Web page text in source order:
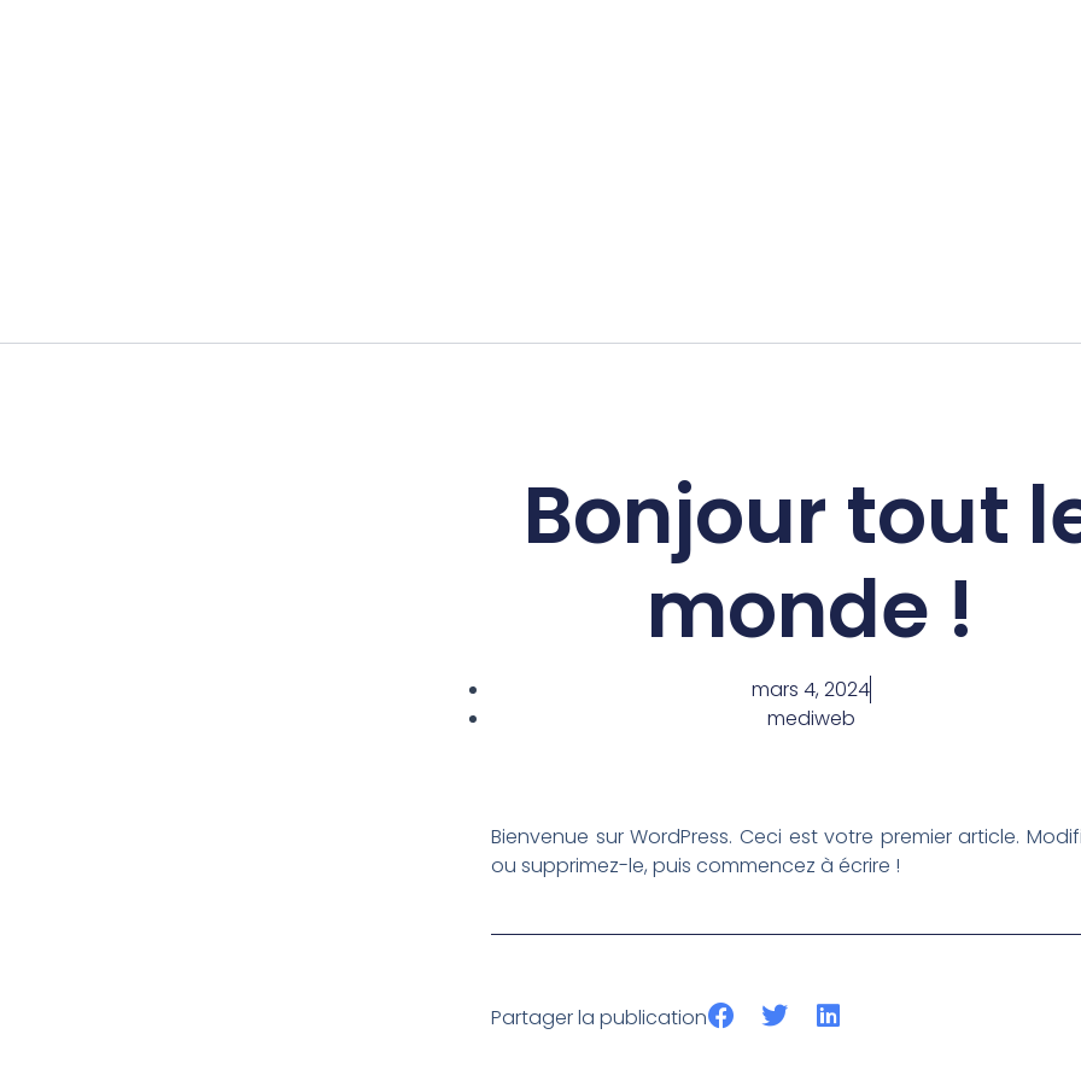
Bonjour tout
monde !
mars 4, 2024
mediweb
Bienvenue sur WordPress. Ceci est votre premier article.
ou supprimez-le, puis commencez à écrire !
Partager la publication